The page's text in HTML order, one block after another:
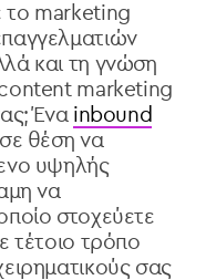
το marketing
και τη γνώση
marketing
Ένα inbound
θέση να
υψηλής
να
στοχεύετε
τέτοιο τρόπο
σας